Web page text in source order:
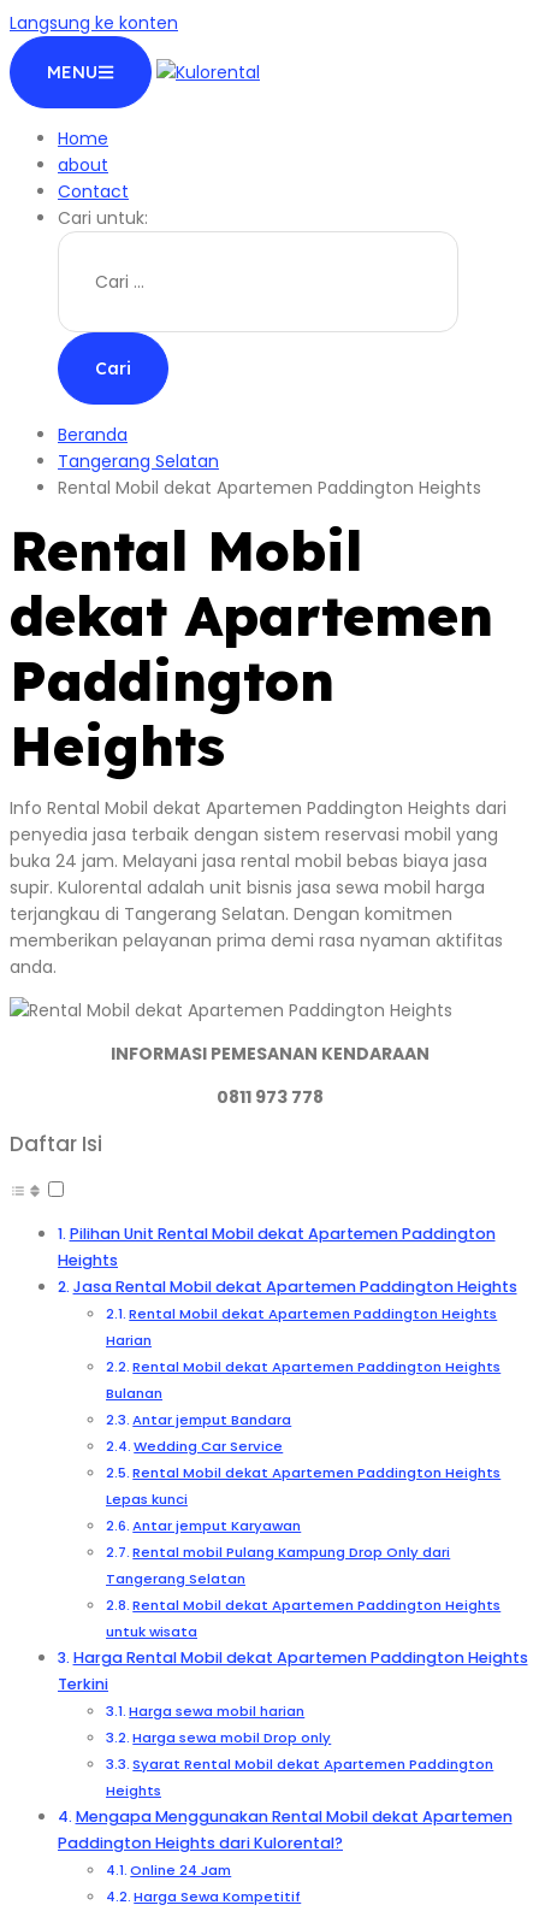
Langsung ke konten
MENU
Home
about
Contact
Cari untuk:
Beranda
Tangerang Selatan
Rental Mobil dekat Apartemen Paddington Heights
Rental Mobil
dekat Apartemen
Paddington
Heights
Info Rental Mobil dekat Apartemen Paddington Heights dari
penyedia jasa terbaik dengan sistem reservasi mobil yang
buka 24 jam. Melayani jasa rental mobil bebas biaya jasa
supir. Kulorental adalah unit bisnis jasa sewa mobil harga
terjangkau di Tangerang Selatan. Dengan komitmen
memberikan pelayanan prima demi rasa nyaman aktifitas
anda.
INFORMASI PEMESANAN KENDARAAN
0811 973 778
Daftar Isi
Pilihan Unit Rental Mobil dekat Apartemen Paddington
Heights
Jasa Rental Mobil dekat Apartemen Paddington Heights
Rental Mobil dekat Apartemen Paddington Heights
Harian
Rental Mobil dekat Apartemen Paddington Heights
Bulanan
Antar jemput Bandara
Wedding Car Service
Rental Mobil dekat Apartemen Paddington Heights
Lepas kunci
Antar jemput Karyawan
Rental mobil Pulang Kampung Drop Only dari
Tangerang Selatan
Rental Mobil dekat Apartemen Paddington Heights
untuk wisata
Harga Rental Mobil dekat Apartemen Paddington Heights
Terkini
Harga sewa mobil harian
Harga sewa mobil Drop only
Syarat Rental Mobil dekat Apartemen Paddington
Heights
Mengapa Menggunakan Rental Mobil dekat Apartemen
Paddington Heights dari Kulorental?
Online 24 Jam
Harga Sewa Kompetitif